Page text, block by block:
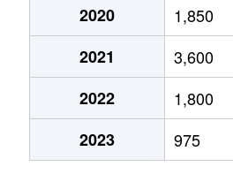
2020
1,850
2021
3,600
2022
1,800
2023
975